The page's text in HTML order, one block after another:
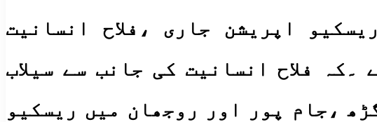
اپریشن جاری ،فلاح انسانیت
فلاح انسانیت کی جانب سے سیلاب
،جام پور اور روجھان میں ریسکیو